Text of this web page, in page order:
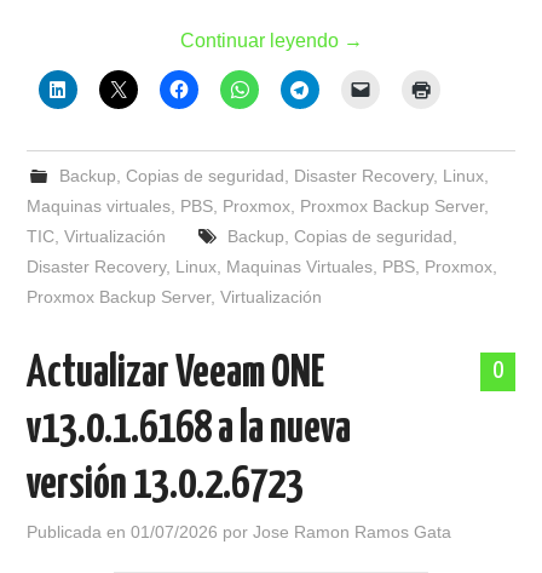
Continuar leyendo →
Backup Copias de seguridad Disaster Recovery, Linux,
Maquinas virtuales PBS Proxmox Proxmox Backup Server,
TIC ,Virtualización Backup Copias de seguridad
Disaster Recovery, Linux Maquinas Virtuales PBS Proxmox
Proxmox Backup Server,Virtualización
0
Actualizar Veeam ONE
v13.0.1.6168 a la nueva
versión 13.0.2.6723
Publicada en01/07/2026 porJose Ramon Ramos Gata